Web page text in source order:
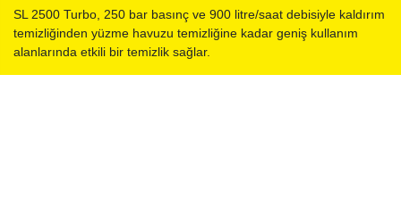
SL 2500 Turbo, 250 bar basınç ve 900 litre/saat debisiyle kaldırım
temizliğinden yüzme havuzu temizliğine kadar geniş kullanım
alanlarında etkili bir temizlik sağlar.